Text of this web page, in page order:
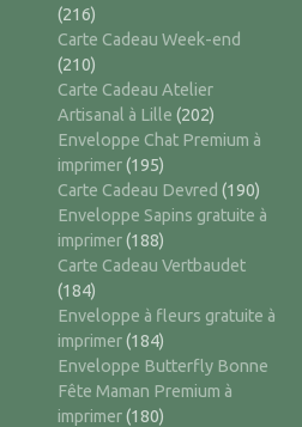
(216)
Carte Cadeau Week-end
(210)
Carte Cadeau Atelier
Artisanal à Lille (202)
Enveloppe Chat Premium à
imprimer(195)
Carte Cadeau Devred (190)
Enveloppe Sapins gratuite à
imprimer(188)
Carte Cadeau Vertbaudet
(184)
Enveloppe à fleurs gratuite à
imprimer(184)
Enveloppe Butterfly Bonne
Fête Maman Premium à
imprimer(180)